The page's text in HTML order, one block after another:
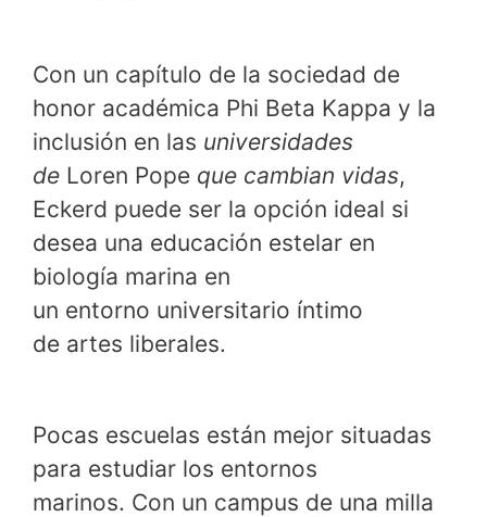
Con un capítulo de la sociedad de
honor académica Phi Beta Kappa y la
inclusión en las universidades
de Loren Pope que cambian vidas,
Eckerd puede ser la opción ideal si
desea una educación estelar en
biología marina en
un entorno universitario íntimo
de artes liberales.
Pocas escuelas están mejor situadas
para estudiar los entornos
marinos. Con un campus de una milla